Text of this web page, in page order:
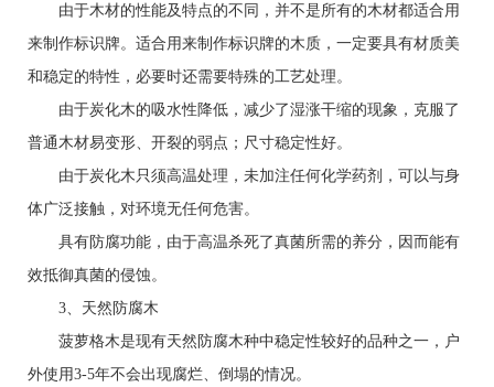
由于木材的性能及特点的不同，并不是所有的木材都适合用
来制作标识牌。适合用来制作标识牌的木质，一定要具有材质美
和稳定的特性，必要时还需要特殊的工艺处理。
由于炭化木的吸水性降低，减少了湿涨干缩的现象，克服了
普通木材易变形、开裂的弱点；尺寸稳定性好。
由于炭化木只须高温处理，未加注任何化学药剂，可以与身
体广泛接触，对环境无任何危害。
具有防腐功能，由于高温杀死了真菌所需的养分，因而能有
效抵御真菌的侵蚀。
3、天然防腐木
菠萝格木是现有天然防腐木种中稳定性较好的品种之一，户
外使用3-5年不会出现腐烂、倒塌的情况。